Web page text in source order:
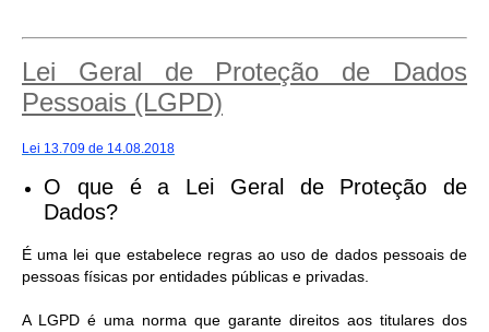
Lei Geral de Proteção de Dados
Pessoais (LGPD)
Lei 13.709 de 14.08.2018
O que é a Lei Geral de Proteção de
Dados?
É uma lei que estabelece regras ao uso de dados pessoais de
pessoas físicas por entidades públicas e privadas.
A LGPD é uma norma que garante direitos aos titulares dos